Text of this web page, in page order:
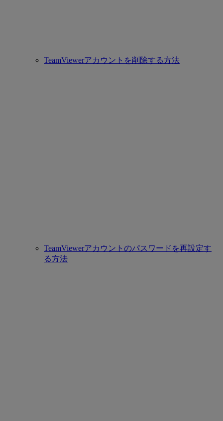
TeamViewerアカウントを削除する方法
TeamViewerアカウントのパスワードを再設定す
る方法